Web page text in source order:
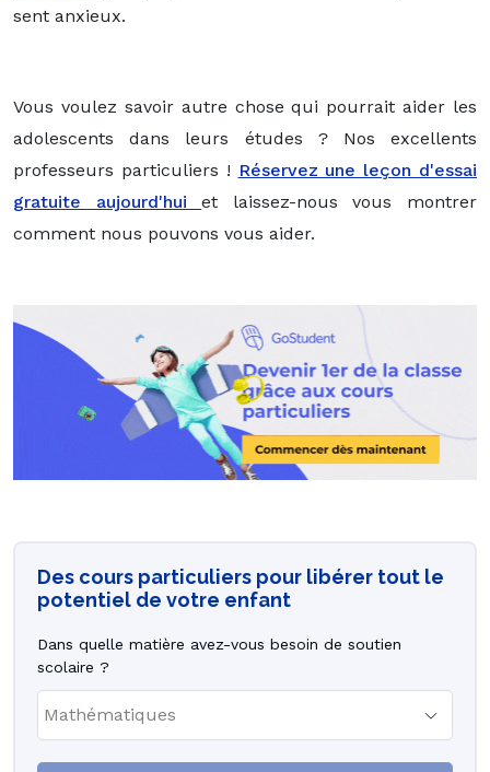
sent anxieux.
Vous voulez savoir autre chose qui pourrait aider les
adolescents dans leurs études ? Nos excellents
professeurs particuliers ! Réservez une leçon d'essai
gratuite aujourd'huiet laissez-nous vous montrer
comment nous pouvons vous aider.
Des cours particuliers pour libérer tout le
potentiel de votre enfant
Dans quelle matière avez-vous besoin de soutien
scolaire ?